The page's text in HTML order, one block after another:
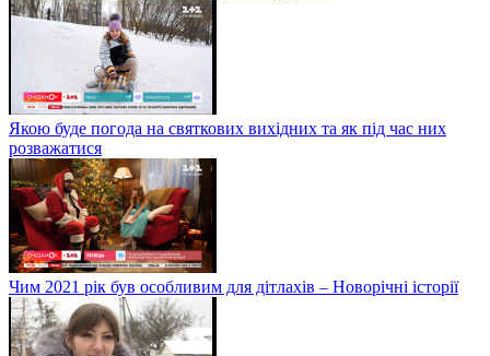
Якою буде погода на святкових вихідних та як під час них
розважатися
Чим 2021 рік був особливим для дітлахів – Новорічні історії